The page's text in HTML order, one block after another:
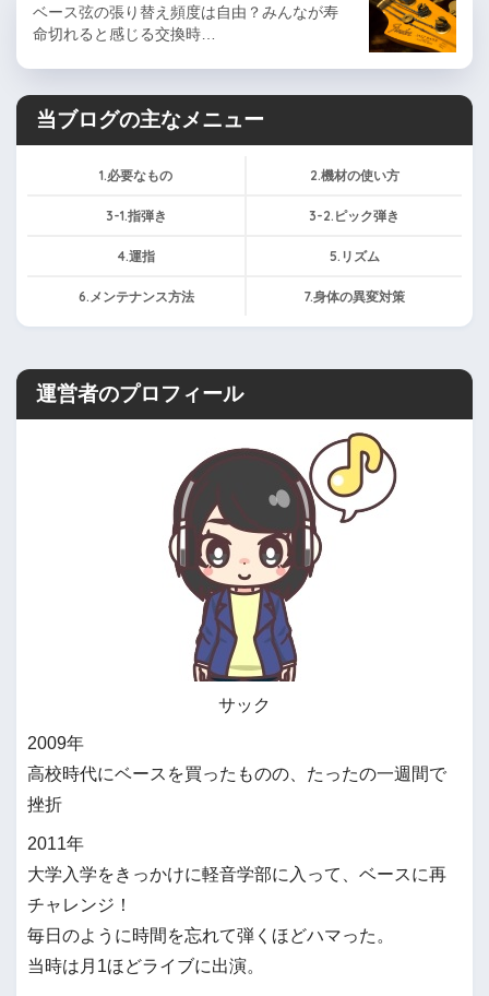
ベース弦の張り替え頻度は自由？みんなが寿
命切れると感じる交換時…
当ブログの主なメニュー
1.必要なもの 2.機材の使い方
3-1.指弾き 3-2.ピック弾き
4.運指 5.リズム
6.メンテナンス方法 7.身体の異変対策
運営者のプロフィール
サック
2009年
高校時代にベースを買ったものの、たったの一週間で
挫折
2011年
大学入学をきっかけに軽音学部に入って、ベースに再
チャレンジ！
毎日のように時間を忘れて弾くほどハマった。
当時は月1ほどライブに出演。